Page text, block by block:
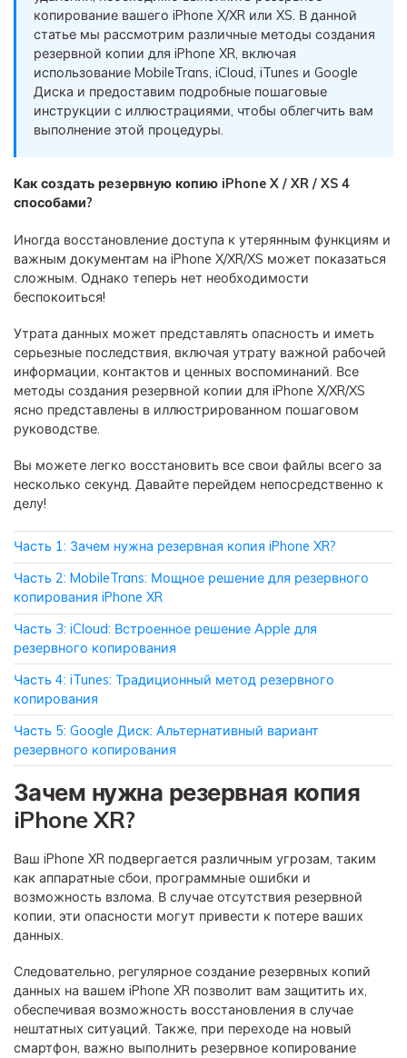
фотографии, видео и многое
другое со смартфона на смартфон,
со смартфона на ПК и наоборот.
Резервное копирование и
восстановление
WhatsApp на ПК. С легкостью
копии.
Перенос плейлистов
Переносите музыкальные
плейлисты с одного потокового
сервиса на другой.
Mutsapper
WhatsApp Business без сброса
настроек к заводским.
Приложение MobileTrans
Передавайте данные смартфона,
данные WhatsApp и файлы между
устройствами.
копирование вашего iPhone X/XR или XS. В данной
статье мы рассмотрим различные методы создания
резервной копии для iPhone XR, включая
использование MobileTrans, iCloud, iTunes и Google
Диска и предоставим подробные пошаговые
инструкции с иллюстрациями, чтобы облегчить вам
выполнение этой процедуры.
Как создать резервную копию iPhone X / XR / XS 4
способами?
Иногда восстановление доступа к утерянным функциям и
важным документам на iPhone X/XR/XS может показаться
сложным. Однако теперь нет необходимости
беспокоиться!
Утрата данных может представлять опасность и иметь
серьезные последствия, включая утрату важной рабочей
информации, контактов и ценных воспоминаний. Все
методы создания резервной копии для iPhone X/XR/XS
ясно представлены в иллюстрированном пошаговом
руководстве.
Вы можете легко восстановить все свои файлы всего за
несколько секунд. Давайте перейдем непосредственно к
делу!
Часть 1: Зачем нужна резервная копия iPhone XR?
Часть 2: MobileTrans: Мощное решение для резервного
копирования iPhone XR
Часть 3: iCloud: Встроенное решение Apple для
резервного копирования
Часть 4: iTunes: Традиционный метод резервного
копирования
Часть 5: Google Диск: Альтернативный вариант
резервного копирования
Зачем нужна резервная копия
iPhone XR?
Ваш iPhone XR подвергается различным угрозам, таким
как аппаратные сбои, программные ошибки и
возможность взлома. В случае отсутствия резервной
копии, эти опасности могут привести к потере ваших
данных.
Следовательно, регулярное создание резервных копий
данных на вашем iPhone XR позволит вам защитить их,
обеспечивая возможность восстановления в случае
нештатных ситуаций. Также, при переходе на новый
смартфон, важно выполнить резервное копирование